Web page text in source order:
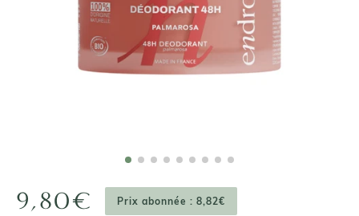
9,80€ Prix abonnée : 8,82€